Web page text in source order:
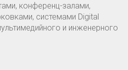
конференц-залами,
системами Digital
и инженерного